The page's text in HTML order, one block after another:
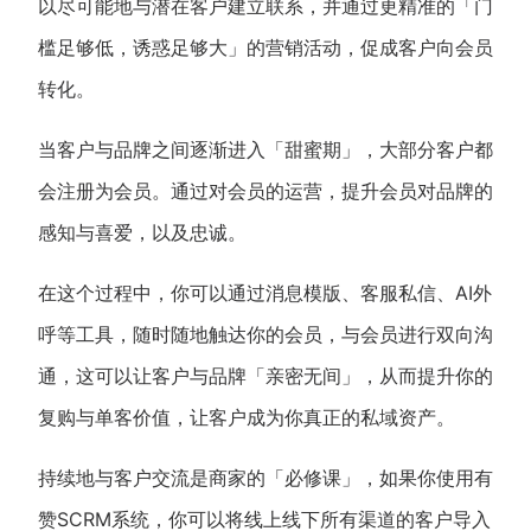
以尽可能地与潜在客户建立联系，并通过更精准的「门
槛足够低，诱惑足够大」的营销活动，促成客户向会员
转化。
当客户与品牌之间逐渐进入「甜蜜期」，大部分客户都
会注册为会员。通过对会员的运营，提升会员对品牌的
感知与喜爱，以及忠诚。
在这个过程中，你可以通过消息模版、客服私信、AI外
呼等工具，随时随地触达你的会员，与会员进行双向沟
通，这可以让客户与品牌「亲密无间」，从而提升你的
复购与单客价值，让客户成为你真正的私域资产。
持续地与客户交流是商家的「必修课」，如果你使用有
赞SCRM系统，你可以将线上线下所有渠道的客户导入